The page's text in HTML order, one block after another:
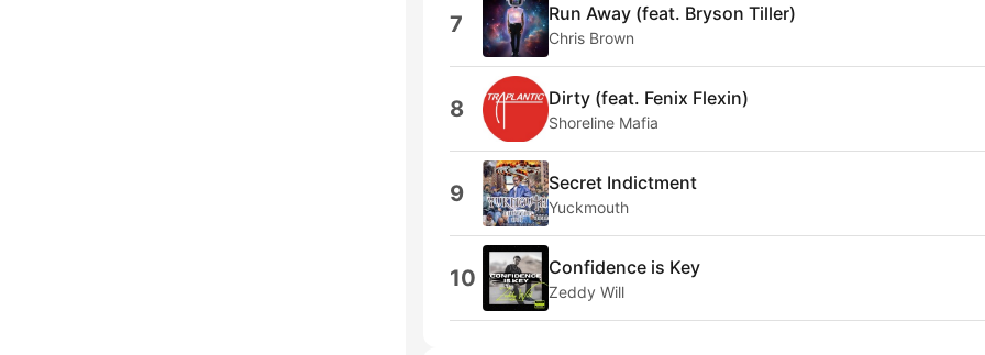
7 Run Away (feat. Bryson Tiller)
Chris Brown
8 Dirty (feat. Fenix Flexin)
Shoreline Mafia
9 Secret Indictment
Yuckmouth
10 Confidence is Key
Zeddy Will